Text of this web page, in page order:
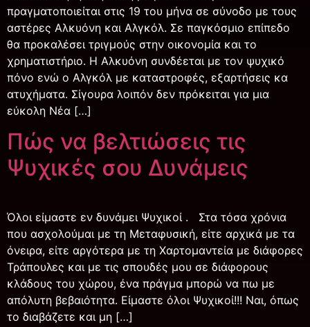
πραγματοποιείται στις 19 του μήνα σε σύνοδο με τους
αστέρες Αλκυόνη και Αλγκόλ. Σε παγκόσμιο επίπεδο
θα προκαλέσει τριγμούς στην οικονομία και το
χρηματιστήριο. Η Αλκυόνη συνδέεται με τον ψυχικό
πόνο ενώ ο Αλγκόλ με καταστροφές, εξαρτήσεις κα
ατυχήματα. Σίγουρα λοιπόν δεν πρόκειται για μια
εύκολη Νέα […]
Πώς να βελτιώσεις τις
Ψυχικές σου Δυνάμεις
Όλοι είμαστε εν δυνάμει Ψυχικοί . Στα τόσα χρόνια
που ασχολούμαι με τη Μεταφυσική, είτε αρχικά με τα
όνειρα, είτε αργότερα με τη Χαρτομαντεία με διάφορες
Τράπουλες και με τις σπουδές μου σε διάφορους
κλάδους του χώρου, ένα πράγμα μπορώ να πω με
απόλυτη βεβαιότητα. Είμαστε όλοι Ψυχικοί!!! Ναι, όπως
το διαβάζετε και μη […]